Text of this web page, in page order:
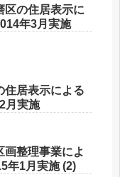
区の住居表示に
年3月実施
住居表示による
月実施
画整理事業によ
年1月実施 (2)